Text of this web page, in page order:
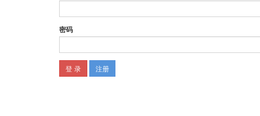
总结
3 CPU：陷阱和优化技巧
数据表示
字符串
存取器